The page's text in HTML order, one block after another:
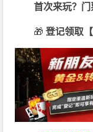
首次来玩？门
🎁 登记领取